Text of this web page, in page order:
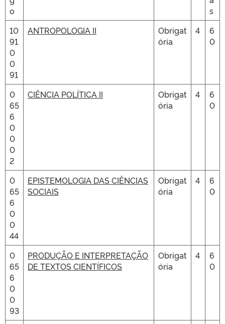
o
s
10
91
0
0
91
ANTROPOLOGIA II
Obrigat
ória
4
6
0
0
65
6
0
0
0
2
CIÊNCIA POLÍTICA II
Obrigat
ória
4
6
0
0
65
6
0
0
44
EPISTEMOLOGIA DAS CIÊNCIAS
SOCIAIS
Obrigat
ória
4
6
0
0
65
6
0
0
93
PRODUÇÃO E INTERPRETAÇÃO
DE TEXTOS CIENTÍFICOS
Obrigat
ória
4
6
0